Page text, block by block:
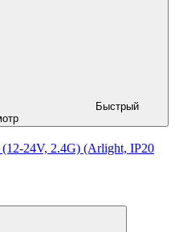
Быстрый
24V, 2.4G) (Arlight, IP20